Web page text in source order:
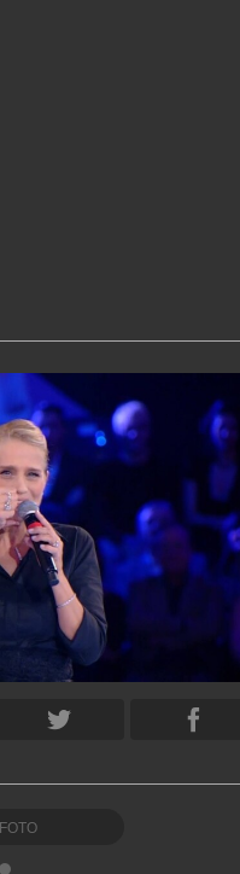
FOTO